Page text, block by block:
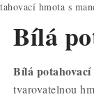
hmota s
Bílá
Bílá potahovací
tvarovatelnou